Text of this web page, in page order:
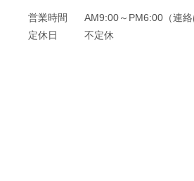
営業時間
AM9:00～PM6:00（連絡
定休日
不定休